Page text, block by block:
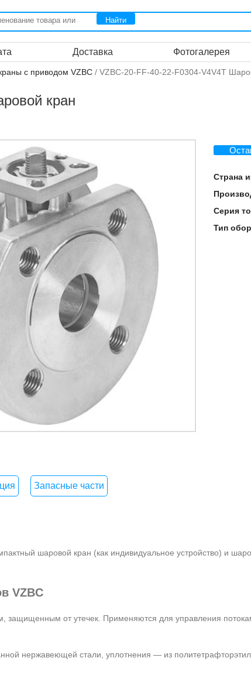
Доставка Фотогалерея
с приводом VZBC/ VZBC-20-FF-40-22-F0304-V4V4T
кран
Страна
Серия
Тип
Запасные части
шаровой кран (как индивидуальное устройство) и
VZBC
защищенным от утечек. Применяются для управления
нержавеющей стали, уплотнения — из